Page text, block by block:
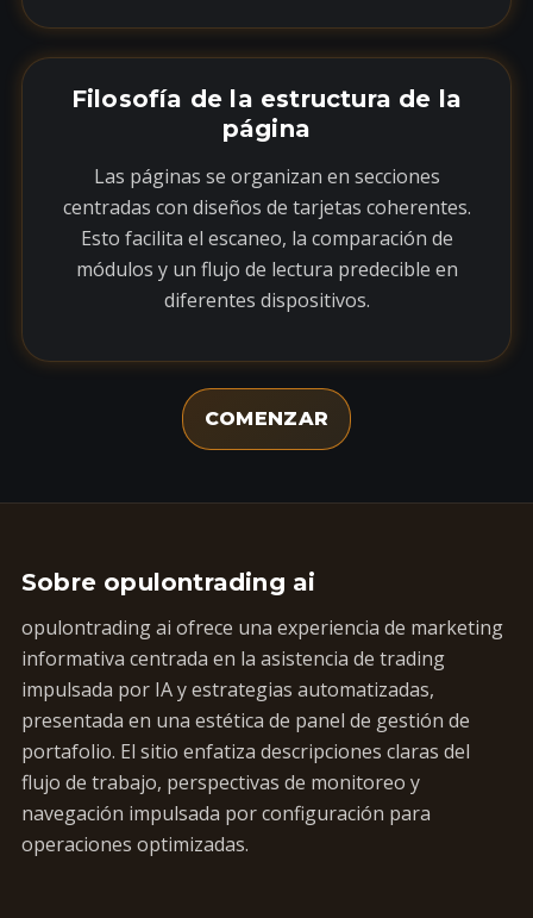
Filosofía de la estructura de la
página
Las páginas se organizan en secciones
centradas con diseños de tarjetas coherentes.
Esto facilita el escaneo, la comparación de
módulos y un flujo de lectura predecible en
diferentes dispositivos.
COMENZAR
Sobre opulontrading ai
opulontrading ai ofrece una experiencia de marketing
informativa centrada en la asistencia de trading
impulsada por IA y estrategias automatizadas,
presentada en una estética de panel de gestión de
portafolio. El sitio enfatiza descripciones claras del
flujo de trabajo, perspectivas de monitoreo y
navegación impulsada por configuración para
operaciones optimizadas.